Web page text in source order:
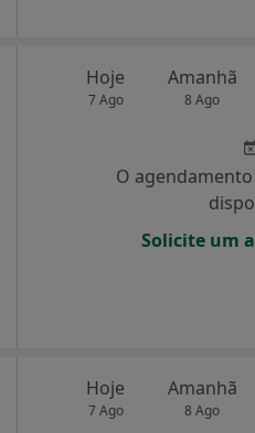
Hoje
7 Ago
Amanhã
8 Ago
O
Solicite um
Hoje
7 Ago
Amanhã
8 Ago